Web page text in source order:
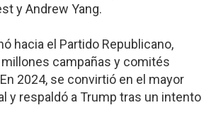
y Andrew Yang.
hacia el Partido Republicano,
campañas y comités
2024, se convirtió en el mayor
y respaldó a Trump tras un intento